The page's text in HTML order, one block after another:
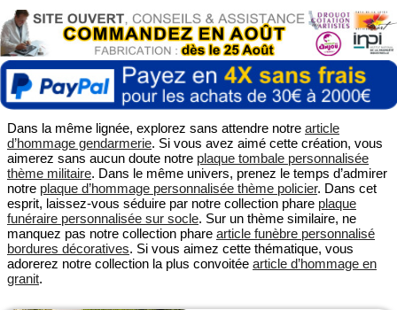
Dans la même lignée, explorez sans attendre notre article
d’hommage gendarmerie. Si vous avez aimé cette création, vous
aimerez sans aucun doute notre plaque tombale personnalisée
thème militaire. Dans le même univers, prenez le temps d’admirer
notre plaque d’hommage personnalisée thème policier. Dans cet
esprit, laissez-vous séduire par notre collection phare plaque
funéraire personnalisée sur socle. Sur un thème similaire, ne
manquez pas notre collection phare article funèbre personnalisé
bordures décoratives. Si vous aimez cette thématique, vous
adorerez notre collection la plus convoitée article d’hommage en
granit.